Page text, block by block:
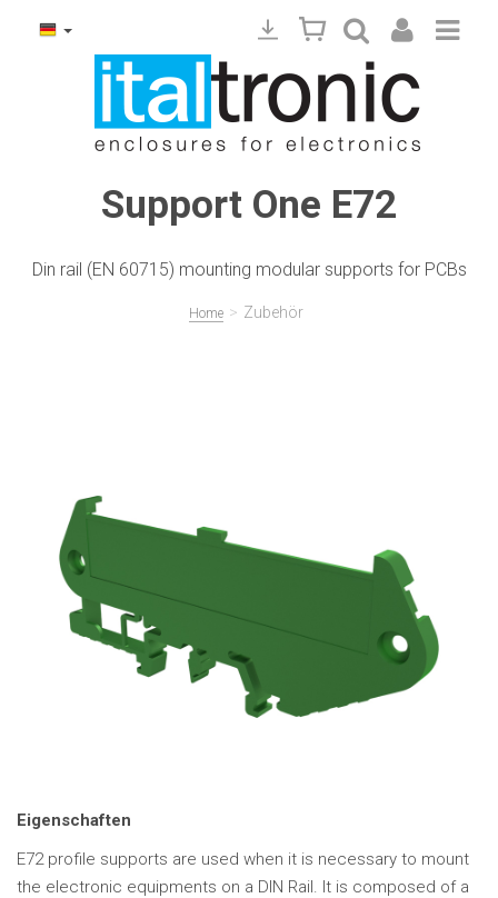
Support One E72
Din rail (EN 60715) mounting modular supports for PCBs
Home > Zubehör
Eigenschaften
E72 profile supports are used when it is necessary to mount
the electronic equipments on a DIN Rail. It is composed of a